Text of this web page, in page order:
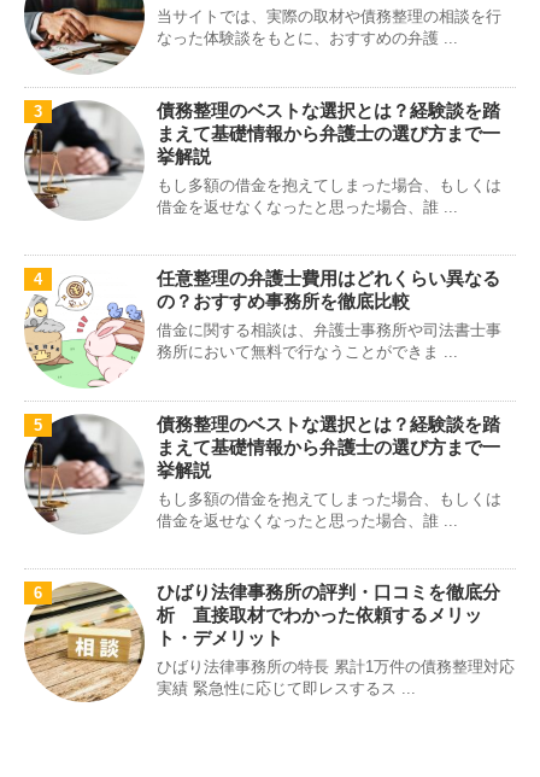
当サイトでは、実際の取材や債務整理の相談を行
なった体験談をもとに、おすすめの弁護 ...
3
債務整理のベストな選択とは？経験談を踏
まえて基礎情報から弁護士の選び方まで一
挙解説
もし多額の借金を抱えてしまった場合、もしくは
借金を返せなくなったと思った場合、誰 ...
4
任意整理の弁護士費用はどれくらい異なる
の？おすすめ事務所を徹底比較
借金に関する相談は、弁護士事務所や司法書士事
務所において無料で行なうことができま ...
5
債務整理のベストな選択とは？経験談を踏
まえて基礎情報から弁護士の選び方まで一
挙解説
もし多額の借金を抱えてしまった場合、もしくは
借金を返せなくなったと思った場合、誰 ...
6
ひばり法律事務所の評判・口コミを徹底分
析 直接取材でわかった依頼するメリッ
ト・デメリット
ひばり法律事務所の特長 累計1万件の債務整理対応
実績 緊急性に応じて即レスするス ...